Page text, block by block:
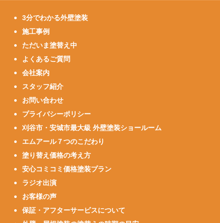
3分でわかる外壁塗装
施工事例
ただいま塗替え中
よくあるご質問
会社案内
スタッフ紹介
お問い合わせ
プライバシーポリシー
刈谷市・安城市最大級 外壁塗装ショールーム
エムアール７つのこだわり
塗り替え価格の考え方
安心コミコミ価格塗装プラン
ラジオ出演
お客様の声
保証・アフターサービスについて